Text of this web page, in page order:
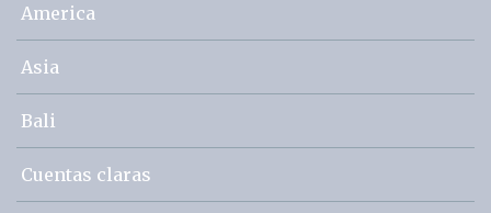
America
Asia
Bali
Cuentas claras